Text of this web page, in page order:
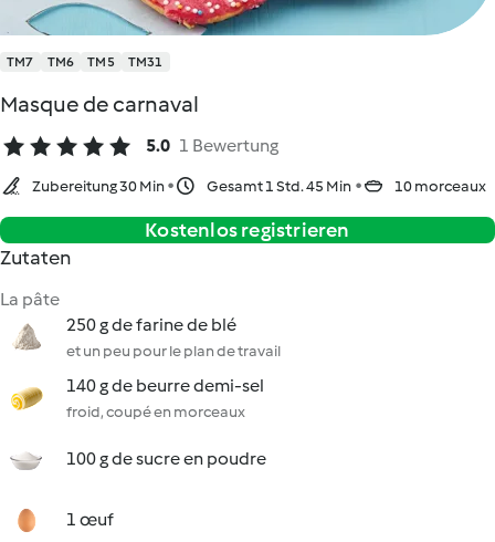
TM7 TM6 TM5 TM31
Masque de carnaval
5.0 1 Bewertung
Zubereitung 30 Min Gesamt 1 Std. 45 Min 10 morceaux
Kostenlos registrieren
Zutaten
La pâte
250 g de farine de blé
et un peu pour le plan de travail
140 g de beurre demi-sel
froid, coupé en morceaux
100 g de sucre en poudre
1 œuf